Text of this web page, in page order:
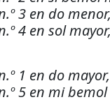
3 en do menor,
4 en sol mayor,
1 en do mayor,
5 en mi bemol